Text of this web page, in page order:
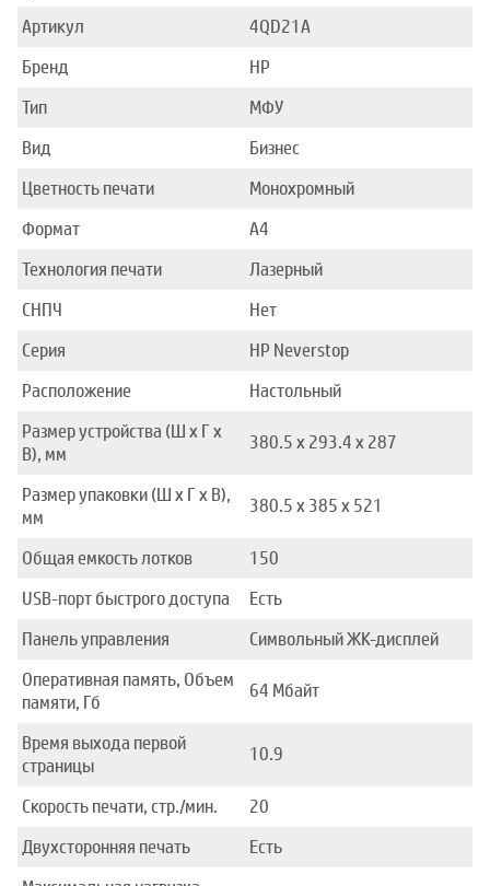
Артикул
4QD21A
Бренд
HP
Тип
МФУ
Вид
Бизнес
Цветность печати
Монохромный
Формат
A4
Технология печати
Лазерный
СНПЧ
Нет
Серия
HP Neverstop
Расположение
Настольный
Размер устройства (Ш x Г x
В), мм
380.5 x 293.4 x 287
Размер упаковки (Ш x Г x В),
мм
380.5 x 385 x 521
Общая емкость лотков
150
USB-порт быстрого доступа
Есть
Панель управления
Символьный ЖК-дисплей
Оперативная память, Объем
памяти, Гб
64 Мбайт
Время выхода первой
страницы
10.9
Скорость печати, стр./мин.
20
Двухсторонняя печать
Есть